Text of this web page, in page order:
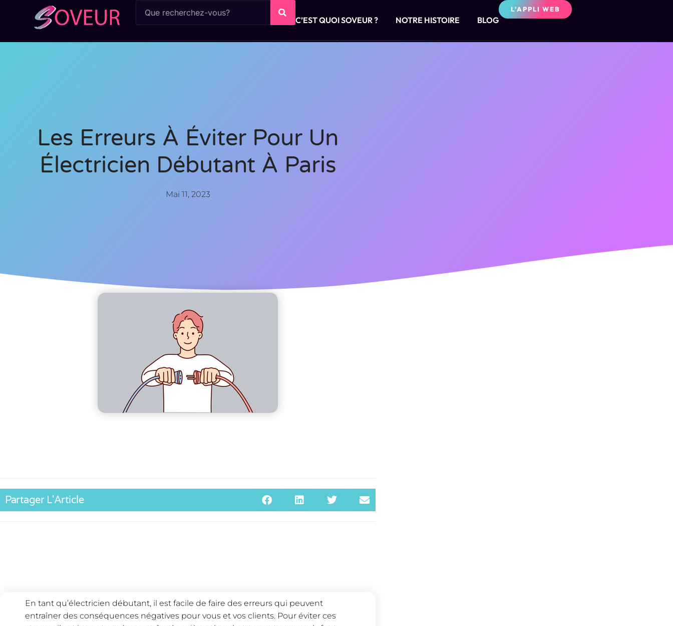
C’EST QUOI SOVEUR ? NOTRE HISTOIRE BLOG
L'APPLI WEB
Les Erreurs À Éviter Pour Un
Électricien Débutant À Paris
Mai 11, 2023
Partager L'Article
En tant qu’électricien débutant, il est facile de faire des erreurs qui peuvent
entraîner des conséquences négatives pour vous et vos clients. Pour éviter ces